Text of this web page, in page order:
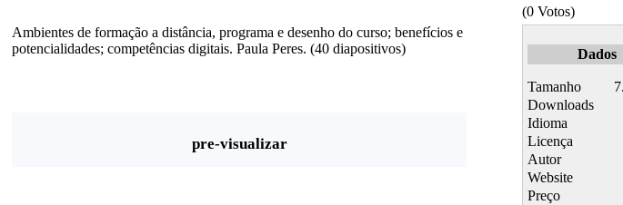
(0 Votos)
Ambientes de formação a distância, programa e desenho do curso; benefícios e
potencialidades; competências digitais. Paula Peres. (40 diapositivos)
pre-visualizar
Dados
Tamanho
Downloads
Idioma
Licença
Autor
Website
Preço